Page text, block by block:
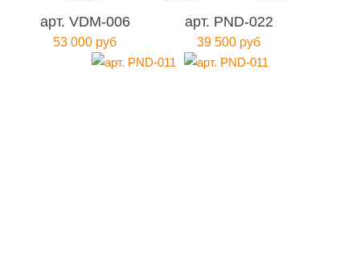
арт. VDM-006
53 000 руб
арт. PND-022
39 500 руб